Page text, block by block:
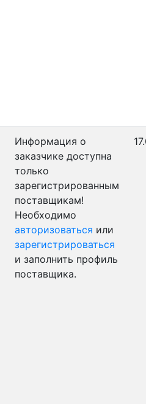
Информация о
заказчике доступна
только
зарегистрированным
поставщикам!
Необходимо
авторизоваться или
зарегистрироваться
и заполнить профиль
поставщика.